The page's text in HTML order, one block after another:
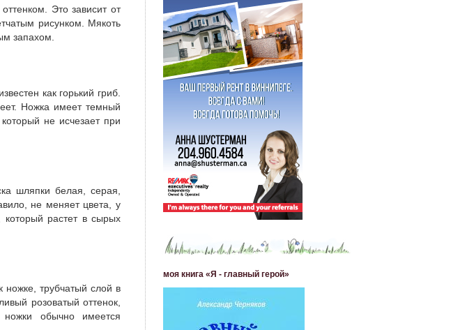
Это зависит от
рисунком. Мякоть
запахом.
как горький гриб.
Ножка имеет темный
не исчезает при
шляпки белая, серая,
не меняет цвета, у
который растет в сырых
ножке, трубчатый слой в
розоватый оттенок,
обычно имеется
моя книга «Я - главный герой»